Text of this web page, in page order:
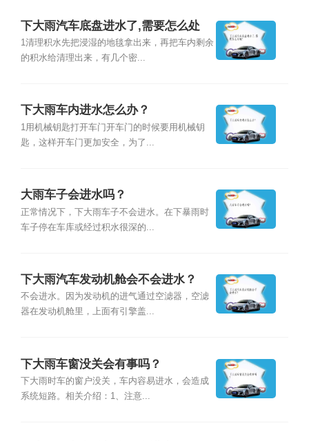
下大雨汽车底盘进水了,需要怎么处
理？
1清理积水先把浸湿的地毯拿出来，再把车内剩余
的积水给清理出来，有几个密...
下大雨车内进水怎么办？
1用机械钥匙打开车门开车门的时候要用机械钥
匙，这样开车门更加安全，为了...
大雨车子会进水吗？
正常情况下，下大雨车子不会进水。在下暴雨时
车子停在车库或经过积水很深的...
下大雨汽车发动机舱会不会进水？
不会进水。因为发动机的进气通过空滤器，空滤
器在发动机舱里，上面有引擎盖...
下大雨车窗没关会有事吗？
下大雨时车的窗户没关，车内容易进水，会造成
系统短路。相关介绍：1、注意...